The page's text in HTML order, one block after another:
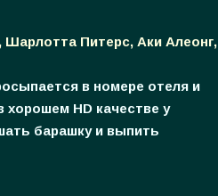
Питерс, Аки Алеонг,
в номере отеля и
HD качестве у
барашку и выпить